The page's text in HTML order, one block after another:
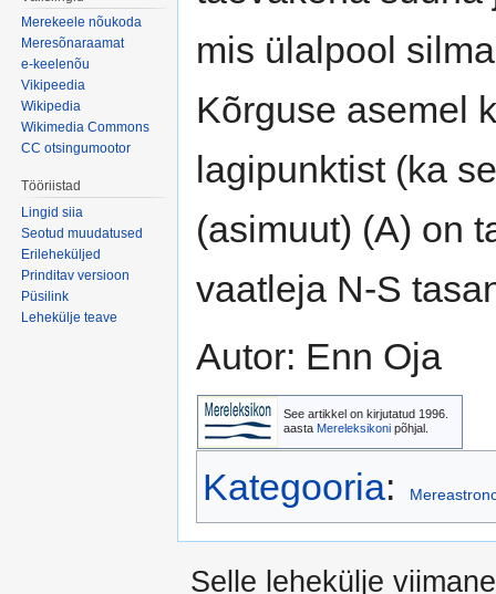
mis ülalpool
Kõrguse asemel
lagipunktist (ka
(asimuut) (A) on
vaatleja N-S
Autor: Enn Oja
See artikkel on kirjutatud 1996.
aastaMereleksikoni põhjal.
Kategooria:
Merekeele nõukoda
Meresõnaraamat
e-keelenõu
Vikipeedia
Wikipedia
Wikimedia Commons
CC otsingumootor
Tööriistad
Lingid siia
Seotud muudatused
Erileheküljed
Prinditav versioon
Püsilink
Lehekülje teave
Selle lehekülje